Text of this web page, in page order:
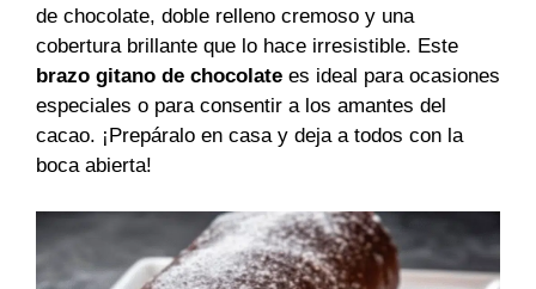
de chocolate, doble relleno cremoso y una
cobertura brillante que lo hace irresistible. Este
brazo gitano de chocolate es ideal para ocasiones
especiales o para consentir a los amantes del
cacao. ¡Prepáralo en casa y deja a todos con la
boca abierta!